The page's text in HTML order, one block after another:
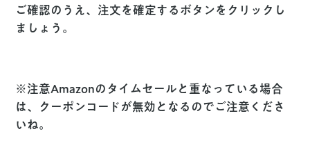
ご確認のうえ、注文を確定するボタンをクリックし
ましょう。
※注意Amazonのタイムセールと重なっている場合
は、クーポンコードが無効となるのでご注意くださ
いね。